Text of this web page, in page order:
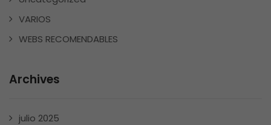
VARIOS
WEBS RECOMENDABLES
Archives
julio 2025